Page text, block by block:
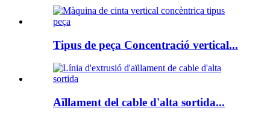
Tipus de peça Concentració vertical...
Aïllament del cable d'alta sortida...